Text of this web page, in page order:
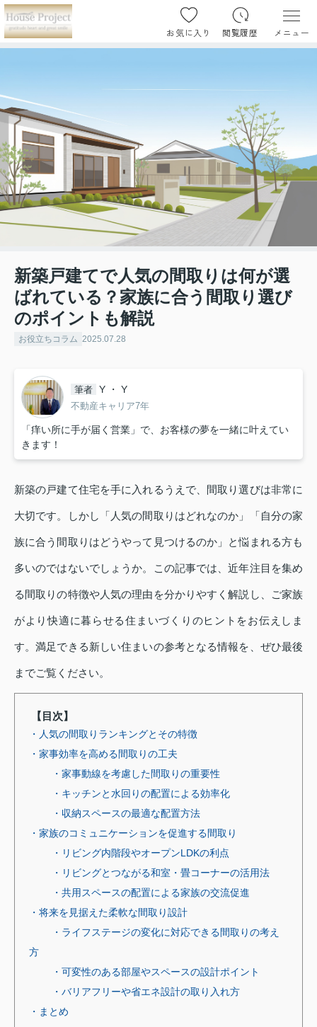
お気に入り 閲覧履歴 メニュー
新築戸建てで人気の間取りは何が選
ばれている？家族に合う間取り選び
のポイントも解説
お役立ちコラム 2025.07.28
筆者 Y ・ Y
不動産キャリア7年
「痒い所に手が届く営業」で、お客様の夢を一緒に叶えてい
きます！
新築の戸建て住宅を手に入れるうえで、間取り選びは非常に
大切です。しかし「人気の間取りはどれなのか」「自分の家
族に合う間取りはどうやって見つけるのか」と悩まれる方も
多いのではないでしょうか。この記事では、近年注目を集め
る間取りの特徴や人気の理由を分かりやすく解説し、ご家族
がより快適に暮らせる住まいづくりのヒントをお伝えしま
す。満足できる新しい住まいの参考となる情報を、ぜひ最後
までご覧ください。
【目次】
・人気の間取りランキングとその特徴
・家事効率を高める間取りの工夫
・家事動線を考慮した間取りの重要性
・キッチンと水回りの配置による効率化
・収納スペースの最適な配置方法
・家族のコミュニケーションを促進する間取り
・リビング内階段やオープンLDKの利点
・リビングとつながる和室・畳コーナーの活用法
・共用スペースの配置による家族の交流促進
・将来を見据えた柔軟な間取り設計
・ライフステージの変化に対応できる間取りの考え
方
・可変性のある部屋やスペースの設計ポイント
・バリアフリーや省エネ設計の取り入れ方
・まとめ